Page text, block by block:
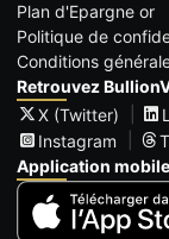
Plan d'Epargne or
Politique de
Conditions
Retrouvez
X (Twitter)
Instagram
Application